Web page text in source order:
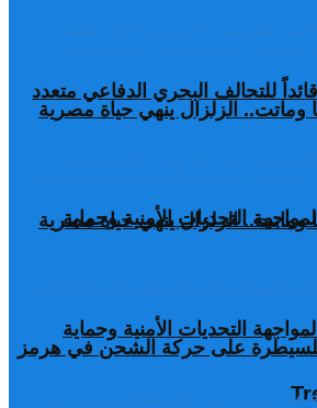
وماتت.. الزلزال ينهي حياة مصرية
التحديات الأمنية وحماية
على حركة الشحن في هرمز
للتحالف البحري الدفاعي متعدد
وماتت.. الزلزال ينهي حياة مصرية
التحديات الأمنية وحماية